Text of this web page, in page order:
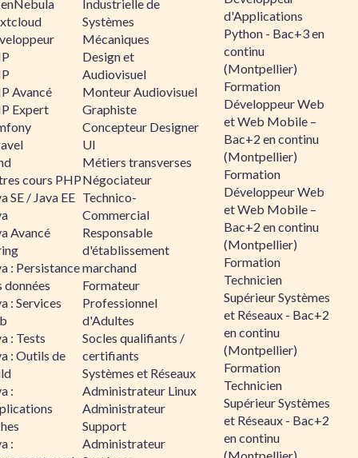
Avancé
Expert
cours PHP
SE / Java EE
Avancé
: Persistance
données
: Services
: Tests
: Outils de
:
:
Industrielle de
Systèmes
Mécaniques
Design et
Audiovisuel
Monteur Audiovisuel
Graphiste
Concepteur Designer
UI
Métiers transverses
Négociateur
Technico-
Commercial
Responsable
d'établissement
marchand
Formateur
Professionnel
d'Adultes
Socles qualifiants /
certifiants
Systèmes et Réseaux
Administrateur Linux
Administrateur
Support
Administrateur
d'Applications
Python - Bac+3 en
continu
(Montpellier)
Formation
Développeur Web
et Web Mobile –
Bac+2 en continu
(Montpellier)
Formation
Développeur Web
et Web Mobile –
Bac+2 en continu
(Montpellier)
Formation
Technicien
Supérieur Systèmes
et Réseaux - Bac+2
en continu
(Montpellier)
Formation
Technicien
Supérieur Systèmes
et Réseaux - Bac+2
en continu